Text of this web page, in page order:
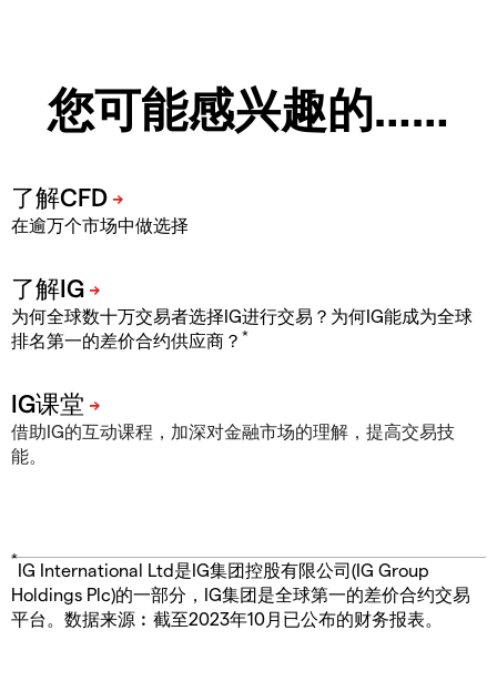
您可能感兴趣的……
在逾万个市场中做选择
为何全球数十万交易者选择IG进行交易？为何IG能成为全球
排名第一的差价合约供应商？ *
借助IG的互动课程，加深对金融市场的理解，提高交易技
能。
*
IG International Ltd是IG集团控股有限公司(IG Group
Holdings Plc)的一部分，IG集团是全球第一的差价合约交易
平台。数据来源︰截至2023年10月已公布的财务报表。